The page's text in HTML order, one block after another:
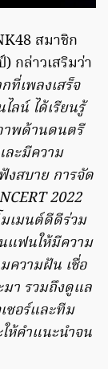
สมาชิก
กล่าวเสริมว่า
ที่เพลงเสร็จ
น์ ได้เรียนรู้
าพด้านดนตรี
ละมีความ
งสบาย การจัด
2022
เมนต์ดีดีร่วม
แฟนให้มีความ
ความฝัน เชื่อ
มา รวมถึงดูแล
ซอร์และทีม
คำแนะนำจน